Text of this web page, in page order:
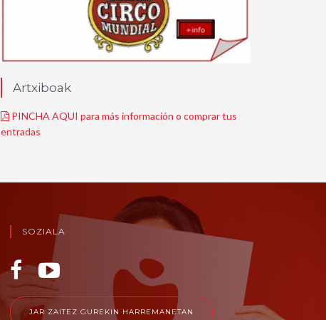
Artxiboak
PINCHA AQUI para más información o comprar tus
entradas
SOZIALA
JAR ZAITEZ GUREKIN HARREMANETAN